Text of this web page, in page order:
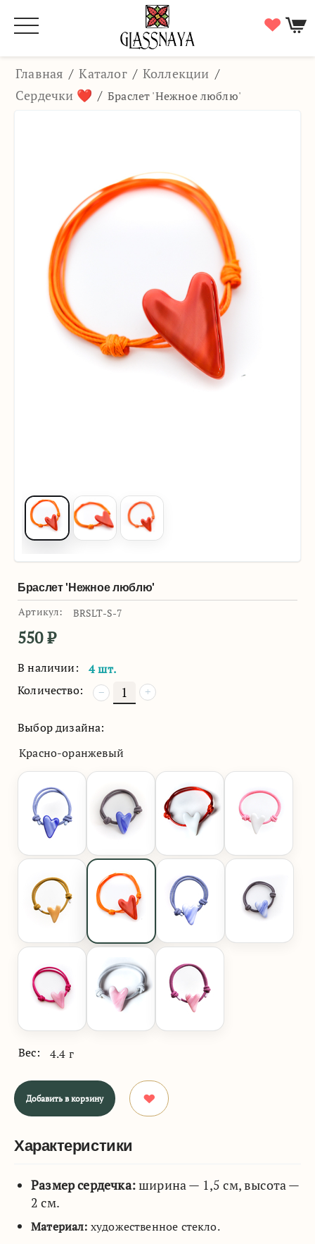
Главная / Каталог / Коллекции /
Сердечки ❤️ / Браслет 'Нежное люблю'
Браслет 'Нежное люблю'
Артикул: BRSLT-S-7
550₽
В наличии:
4 шт.
Количество:
+
−
Выбор дизайна:
Красно-оранжевый
Вес: 4.4 г
Добавить в корзину
Характеристики
Размер сердечка:ширина — 1,5 см, высота —
2 см.
Материал: художественное стекло.